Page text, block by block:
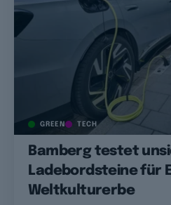
GREEN TECH
Bamberg testet
Ladebordsteine für
Weltkulturerbe